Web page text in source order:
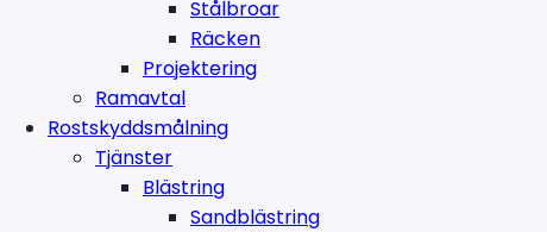
Stålbroar
Räcken
Projektering
Ramavtal
Rostskyddsmålning
Tjänster
Blästring
Sandblästring